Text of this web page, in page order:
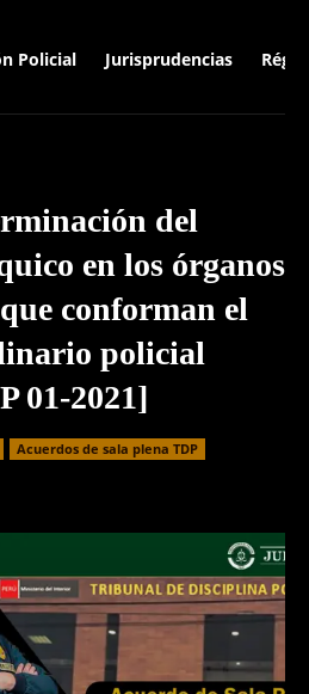
Policial Jurisprudencias
del
en los órganos
conforman el
policial
01-2021]
Acuerdos de sala plena TDP